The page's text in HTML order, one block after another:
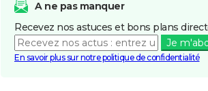
A ne pas manquer
Recevez nos astuces et bons plans
Je
En savoir plus sur notre politique de confidentialité